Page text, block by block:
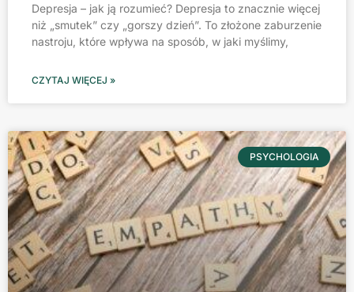
Depresja – jak ją rozumieć? Depresja to znacznie więcej
niż „smutek” czy „gorszy dzień”. To złożone zaburzenie
nastroju, które wpływa na sposób, w jaki myślimy,
CZYTAJ WIĘCEJ »
PSYCHOLOGIA